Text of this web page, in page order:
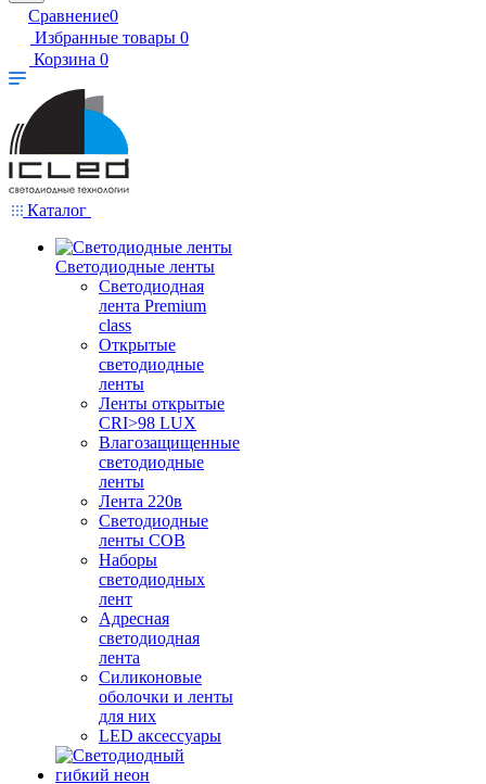
Сравнение0
Избранные товары 0
Корзина 0
Каталог
Светодиодные ленты
Светодиодная
лента Premium
class
Открытые
светодиодные
ленты
Ленты открытые
CRI>98 LUX
Влагозащищенные
светодиодные
ленты
Лента 220в
Светодиодные
ленты COB
Наборы
светодиодных
лент
Адресная
светодиодная
лента
Силиконовые
оболочки и ленты
для них
LED аксессуары